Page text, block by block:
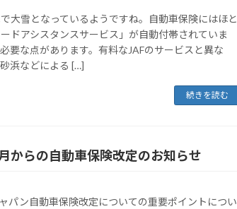
大雪となっているようですね。自動車保険にはほと
ドアシスタンスサービス」が自動付帯されていま
要な点があります。有料なJAFのサービスと異な
浜などによる […]
続きを読む
からの自動車保険改定のお知らせ
パン自動車保険改定についての重要ポイントについ